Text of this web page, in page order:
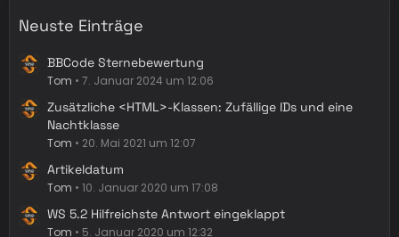
Neuste Einträge
BBCode Sternebewertung
Tom 7. Januar 2024 um 12:06
Zusätzliche <HTML>-Klassen: Zufällige IDs und eine
Nachtklasse
Tom 20. Mai 2021 um 12:07
Artikeldatum
Tom 10. Januar 2020 um 17:08
WS 5.2 Hilfreichste Antwort eingeklappt
Tom 5. Januar 2020 um 12:32